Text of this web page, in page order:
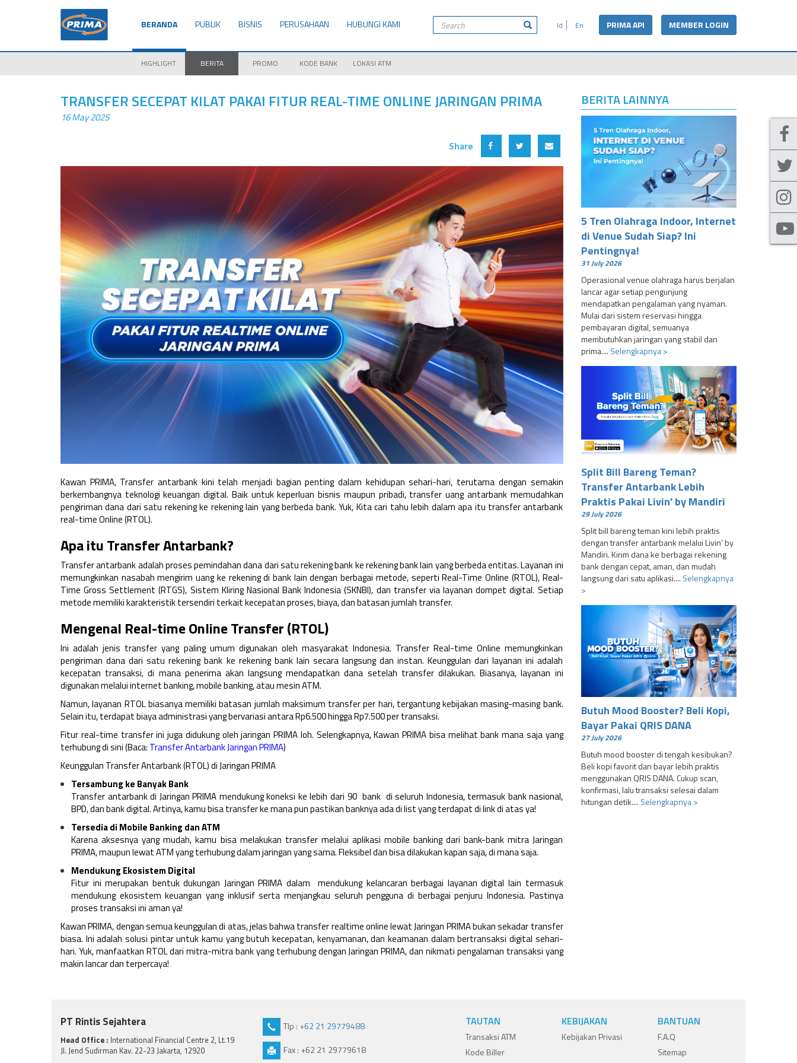
BERANDA PUBLIK BISNIS PERUSAHAAN HUBUNGI KAMI Id En PRIMA API MEMBER LOGIN
HIGHLIGHT BERITA PROMO KODE BANK LOKASI ATM
TRANSFER SECEPAT KILAT PAKAI FITUR REAL-TIME ONLINE JARINGAN PRIMA
16 May 2025
Share
Kawan PRIMA, Transfer antarbank kini telah menjadi bagian penting dalam kehidupan sehari-hari, terutama dengan semakin
berkembangnya teknologi keuangan digital. Baik untuk keperluan bisnis maupun pribadi, transfer uang antarbank memudahkan
pengiriman dana dari satu rekening ke rekening lain yang berbeda bank. Yuk, Kita cari tahu lebih dalam apa itu transfer antarbank
real-time Online (RTOL).
Apa itu Transfer Antarbank?
Transfer antarbank adalah proses pemindahan dana dari satu rekening bank ke rekening bank lain yang berbeda entitas. Layanan ini
memungkinkan nasabah mengirim uang ke rekening di bank lain dengan berbagai metode, seperti Real-Time Online (RTOL), Real-
Time Gross Settlement (RTGS), Sistem Kliring Nasional Bank Indonesia (SKNBI), dan transfer via layanan dompet digital. Setiap
metode memiliki karakteristik tersendiri terkait kecepatan proses, biaya, dan batasan jumlah transfer.
Mengenal Real-time Online Transfer (RTOL)
Ini adalah jenis transfer yang paling umum digunakan oleh masyarakat Indonesia. Transfer Real-time Online memungkinkan
pengiriman dana dari satu rekening bank ke rekening bank lain secara langsung dan instan. Keunggulan dari layanan ini adalah
kecepatan transaksi, di mana penerima akan langsung mendapatkan dana setelah transfer dilakukan. Biasanya, layanan ini
digunakan melalui internet banking, mobile banking, atau mesin ATM.
Namun, layanan RTOL biasanya memiliki batasan jumlah maksimum transfer per hari, tergantung kebijakan masing-masing bank.
Selain itu, terdapat biaya administrasi yang bervariasi antara Rp6.500 hingga Rp7.500 per transaksi.
Fitur real-time transfer ini juga didukung oleh jaringan PRIMA loh. Selengkapnya, Kawan PRIMA bisa melihat bank mana saja yang
terhubung di sini (Baca: Transfer Antarbank Jaringan PRIMA)
Keunggulan Transfer Antarbank (RTOL) di Jaringan PRIMA
Tersambung ke Banyak Bank
Transfer antarbank di Jaringan PRIMA mendukung koneksi ke lebih dari 90 bank di seluruh Indonesia, termasuk bank nasional,
BPD, dan bank digital. Artinya, kamu bisa transfer ke mana pun pastikan banknya ada di list yang terdapat di link di atas ya!
Tersedia di Mobile Banking dan ATM
Karena aksesnya yang mudah, kamu bisa melakukan transfer melalui aplikasi mobile banking dari bank-bank mitra Jaringan
PRIMA, maupun lewat ATM yang terhubung dalam jaringan yang sama. Fleksibel dan bisa dilakukan kapan saja, di mana saja.
Mendukung Ekosistem Digital
Fitur ini merupakan bentuk dukungan Jaringan PRIMA dalam mendukung kelancaran berbagai layanan digital lain termasuk
mendukung ekosistem keuangan yang inklusif serta menjangkau seluruh pengguna di berbagai penjuru Indonesia. Pastinya
proses transaksi ini aman ya!
Kawan PRIMA, dengan semua keunggulan di atas, jelas bahwa transfer realtime online lewat Jaringan PRIMA bukan sekadar transfer
biasa. Ini adalah solusi pintar untuk kamu yang butuh kecepatan, kenyamanan, dan keamanan dalam bertransaksi digital sehari-
hari. Yuk, manfaatkan RTOL dari mitra-mitra bank yang terhubung dengan Jaringan PRIMA, dan nikmati pengalaman transaksi yang
makin lancar dan terpercaya!
BERITA LAINNYA
5 Tren Olahraga Indoor, Internet
di Venue Sudah Siap? Ini
Pentingnya!
31 July 2026
Operasional venue olahraga harus berjalan
lancar agar setiap pengunjung
mendapatkan pengalaman yang nyaman.
Mulai dari sistem reservasi hingga
pembayaran digital, semuanya
membutuhkan jaringan yang stabil dan
prima.... Selengkapnya >
Split Bill Bareng Teman?
Transfer Antarbank Lebih
Praktis Pakai Livin' by Mandiri
29 July 2026
Split bill bareng teman kini lebih praktis
dengan transfer antarbank melalui Livin’ by
Mandiri. Kirim dana ke berbagai rekening
bank dengan cepat, aman, dan mudah
langsung dari satu aplikasi.... Selengkapnya
>
Butuh Mood Booster? Beli Kopi,
Bayar Pakai QRIS DANA
27 July 2026
Butuh mood booster di tengah kesibukan?
Beli kopi favorit dan bayar lebih praktis
menggunakan QRIS DANA. Cukup scan,
konfirmasi, lalu transaksi selesai dalam
hitungan detik.... Selengkapnya >
PT Rintis Sejahtera
Head Office : International Financial Centre 2, Lt.19
Jl. Jend Sudirman Kav. 22-23 Jakarta, 12920
Tlp : +62 21 29779488
Fax : +62 21 29779618
TAUTAN
Transaksi ATM
Kode Biller
KEBIJAKAN
Kebijakan Privasi
BANTUAN
F.A.Q
Sitemap